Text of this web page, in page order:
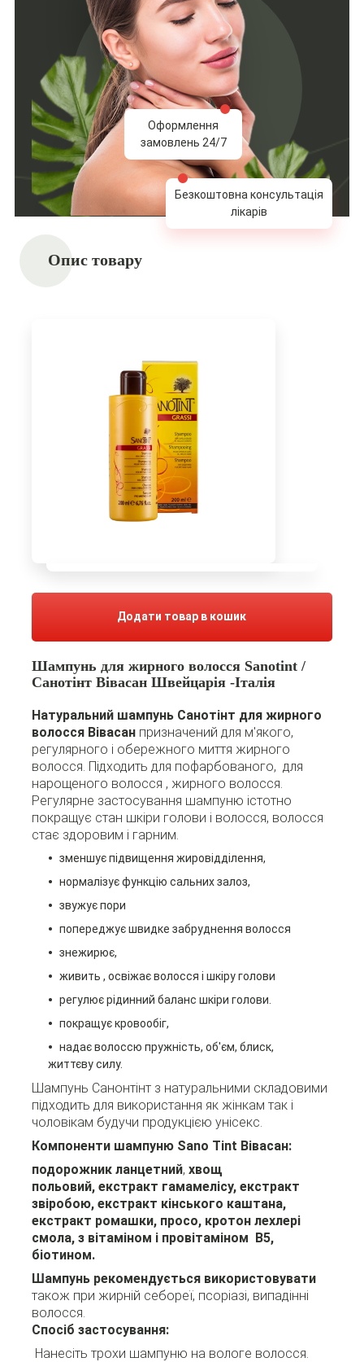
Оформлення
замовлень 24/7
Безкоштовна консультація
лікарів
Опис товару
Додати товар в кошик
Шампунь для жирного волосся Sanotint /
Санотінт Вівасан Швейцарія -Італія
Натуральний шампунь Санотінт для жирного
волосся Вівасан призначений для м'якого,
регулярного і обережного миття жирного
волосся. Підходить для пофарбованого, для
нарощеного волосся , жирного волосся.
Регулярне застосування шампуню істотно
покращує стан шкіри голови і волосся, волосся
стає здоровим і гарним.
зменшує підвищення жировідділення,
нормалізує функцію сальних залоз,
звужує пори
попереджує швидке забруднення волосся
знежирює,
живить , освіжає волосся і шкіру голови
регулює рідинний баланс шкіри голови.
покращує кровообіг,
надає волоссю пружність, об'єм, блиск,
життєву силу.
Шампунь Санонтінт з натуральними складовими
підходить для використання як жінкам так і
чоловікам будучи продукцією унісекс.
Компоненти шампуню Sano Tint Вівасан:
подорожник ланцетний, хвощ
польовий, екстракт гамамелісу, екстракт
звіробою, екстракт кінського каштана,
екстракт ромашки, просо, кротон лехлері
смола, з вітаміном і провітаміном В5,
біотином.
Шампунь рекомендується використовувати
також при жирній себореї, псоріазі, випадінні
волосся.
Спосіб застосування:
Нанесіть трохи шампуню на вологе волосся.